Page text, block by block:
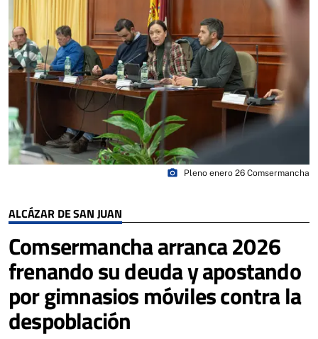
ALCÁZAR DE SAN JUAN
Comsermancha arranca 2026
frenando su deuda y apostando
por gimnasios móviles contra la
despoblación
photo_camera Pleno enero 26 Comsermancha